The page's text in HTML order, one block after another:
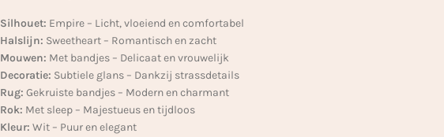
Silhouet: Empire – Licht, vloeiend en comfortabel
Halslijn: Sweetheart – Romantisch en zacht
Mouwen: Met bandjes – Delicaat en vrouwelijk
Decoratie: Subtiele glans – Dankzij strassdetails
Rug: Gekruiste bandjes – Modern en charmant
Rok: Met sleep – Majestueus en tijdloos
Kleur: Wit – Puur en elegant